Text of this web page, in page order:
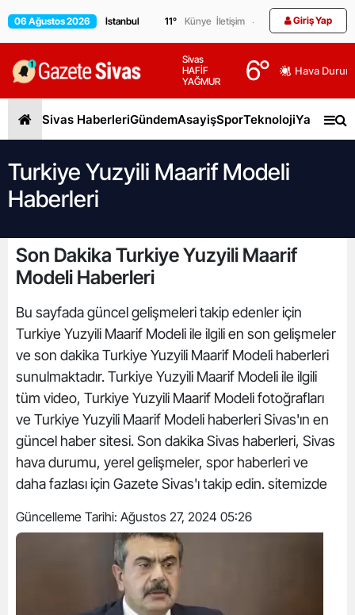
06 Ağustos 2026 11° Künye İletişim Giriş Yap
Sivas
HAFİF
YAĞMUR
6° Hava
Sivas HaberleriGündemAsayişSporTeknolojiYaşam
Turkiye Yuzyili Maarif Modeli
Haberleri
Son Dakika Turkiye Yuzyili Maarif
Modeli Haberleri
Bu sayfada güncel gelişmeleri takip edenler için
Turkiye Yuzyili Maarif Modeli ile ilgili en son gelişmeler
ve son dakika Turkiye Yuzyili Maarif Modeli haberleri
sunulmaktadır. Turkiye Yuzyili Maarif Modeli ile ilgili
tüm video, Turkiye Yuzyili Maarif Modeli fotoğrafları
ve Turkiye Yuzyili Maarif Modeli haberleri Sivas'ın en
güncel haber sitesi. Son dakika Sivas haberleri, Sivas
hava durumu, yerel gelişmeler, spor haberleri ve
daha fazlası için Gazete Sivas'ı takip edin. sitemizde
Güncelleme Tarihi: Ağustos 27, 2024 05:26